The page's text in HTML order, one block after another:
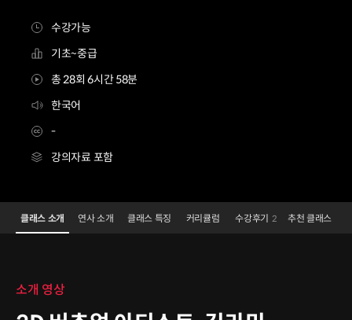
수강가능
기초~중급
총 28회 6시간 58분
한국어
-
강의자료 포함
3D버츄얼아티스트 김라밍Details
Configuration Information Shortcuts
클래스 소개 연사 소개 클래스 특징 커리큘럼 수강후기 2 추천 클래스
소개 영상